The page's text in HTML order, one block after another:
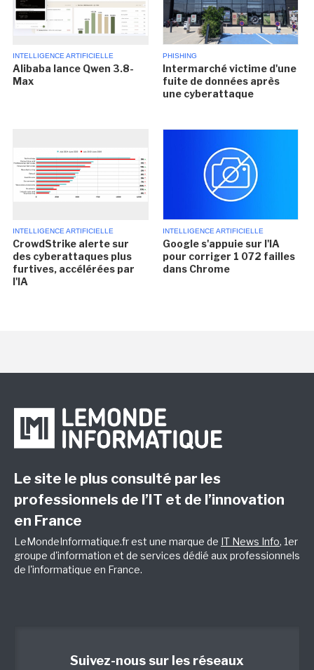
INTELLIGENCE ARTIFICIELLE
Alibaba lance Qwen 3.8-
Max
PHISHING
Intermarché victime d'une
fuite de données après
une cyberattaque
INTELLIGENCE ARTIFICIELLE
CrowdStrike alerte sur
des cyberattaques plus
furtives, accélérées par
l'IA
INTELLIGENCE ARTIFICIELLE
Google s'appuie sur l'IA
pour corriger 1 072 failles
dans Chrome
Le site le plus consulté par les
professionnels de l’IT et de l’innovation
en France
LeMondeInformatique.fr est une marque de IT News Info, 1er
groupe d'information et de services dédié aux professionnels
de l'informatique en France.
Suivez-nous sur les réseaux